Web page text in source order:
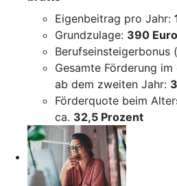
Eigenbeitrag pro Jahr:
Grundzulage: 390 Euro
Berufseinsteigerbonus
Gesamte Förderung
ab dem zweiten Jahr:
Förderquote beim
ca. 32,5 Prozent